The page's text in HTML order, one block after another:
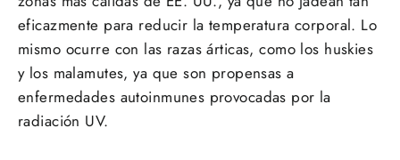
eficazmente para reducir la temperatura corporal. Lo
mismo ocurre con las razas árticas, como los huskies
y los malamutes, ya que son propensas a
enfermedades autoinmunes provocadas por la
radiación UV.